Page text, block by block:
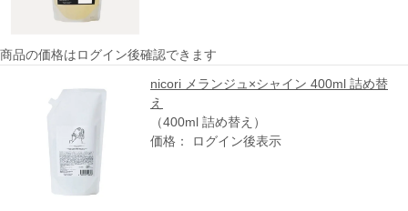
商品の価格はログイン後確認できます
nicori メランジュ×シャイン 400ml 詰め替
え
（400ml 詰め替え）
価格： ログイン後表示